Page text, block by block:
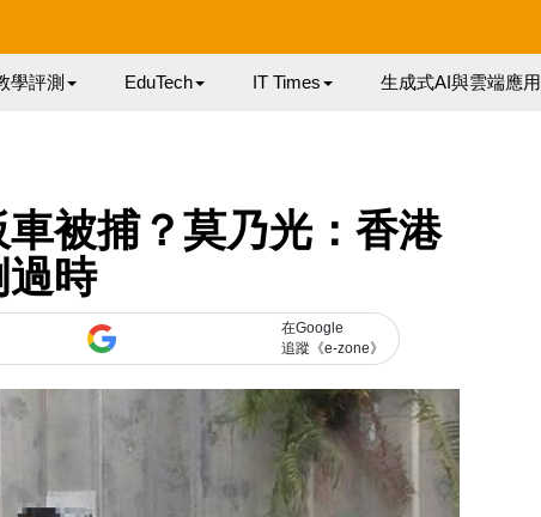
學評測 EduTech IT Times 生成式AI與雲端應用
車被捕？莫乃光：香港
過時
在Google
追蹤《e-zone》